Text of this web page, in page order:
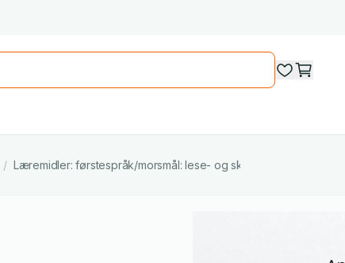
/ Læremidler: førstespråk/morsmål: lese- og skriveferdigheter